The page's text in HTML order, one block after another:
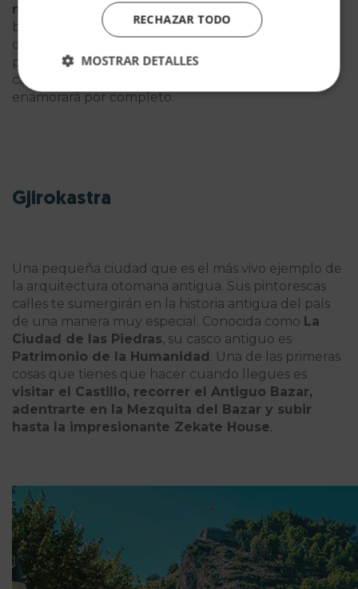
mejores playas de Albania
. Arenales blancos
bañados por las aguas cristalinas del mar. Sus más
de 150 kilómetros de costa te regalan hermosos
paisajes rodeados de acantilados, bosques y verdes
campos. Sin duda, un hermoso escenario que te
enamorará por completo.
Gjirokastra
Una pequeña ciudad que es el más vivo ejemplo de
la arquitectura otomana antigua. Sus pintorescas
calles te sumergirán en la historia antigua del país
de una manera muy especial. Conocida como La
Ciudad de las Piedras, su casco antiguo es
Patrimonio de la Humanidad. Una de las primeras
cosas que tienes que hacer cuando llegues es
visitar el Castillo, recorrer el Antiguo Bazar,
adentrarte en la Mezquita del Bazar y subir
hasta la impresionante Zekate House.
RECHAZAR TODO
MOSTRAR DETALLES